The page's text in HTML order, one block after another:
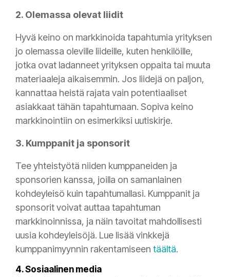
2. Olemassa olevat liidit
Hyvä keino on markkinoida tapahtumia yrityksen
jo olemassa oleville liideille, kuten henkilöille,
jotka ovat ladanneet yrityksen oppaita tai muuta
materiaaleja aikaisemmin. Jos liidejä on paljon,
kannattaa heistä rajata vain potentiaaliset
asiakkaat tähän tapahtumaan. Sopiva keino
markkinointiin on esimerkiksi uutiskirje.
3. Kumppanit ja sponsorit
Tee yhteistyötä niiden kumppaneiden ja
sponsorien kanssa, joilla on samanlainen
kohdeyleisö kuin tapahtumallasi. Kumppanit ja
sponsorit voivat auttaa tapahtuman
markkinoinnissa, ja näin tavoitat mahdollisesti
uusia kohdeyleisöjä. Lue lisää vinkkejä
kumppanimyynnin rakentamiseen täältä.
4. Sosiaalinen media